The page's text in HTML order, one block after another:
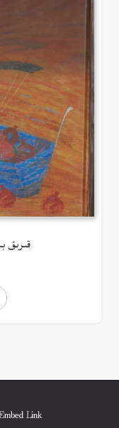
قىرىق
Link